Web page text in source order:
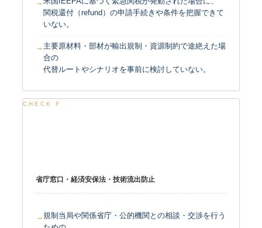
関税還付（refund）の申請手続きや条件を把握できて
いない。
主要原材料・部材が輸出規制・資源制約で途絶えた場
合の
代替ルートやシナリオを事前に検討していない。
CHECK F
省庁窓口・経済安保法・技術流出防止
規制当局や関係省庁・公的機関との相談・交渉を行う